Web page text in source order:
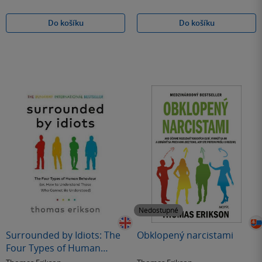
Do košíku Do košíku
Surrounded by Idiots: The
Four Types of Human
Nedostupné
Obklopený narcistami